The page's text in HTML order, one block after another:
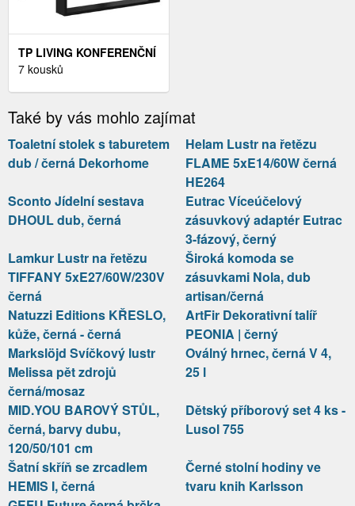
TP LIVING KONFERENČNÍ
STOLEK LAWA DUB
7 kousků
Také by vás mohlo zajímat
Toaletní stolek s taburetem
dub / černá Dekorhome
Helam Lustr na řetězu
FLAME 5xE14/60W černá
HE264
Sconto Jídelní sestava
DHOUL dub, černá
Eutrac Víceúčelový
zásuvkový adaptér Eutrac
3-fázový, černý
Lamkur Lustr na řetězu
TIFFANY 5xE27/60W/230V
černá
Široká komoda se
zásuvkami Nola, dub
artisan/černá
Natuzzi Editions KŘESLO,
kůže, černá - černá
ArtFir Dekorativní talíř
PEONIA | černý
Markslöjd Svíčkový lustr
Melissa pět zdrojů
černá/mosaz
Oválný hrnec, černá V 4,
25 l
MID.YOU BAROVÝ STŮL,
černá, barvy dubu,
120/50/101 cm
Dětský příborový set 4 ks -
Lusol 755
Šatní skříň se zrcadlem
HEMIS I, černá
Černé stolní hodiny ve
tvaru knih Karlsson